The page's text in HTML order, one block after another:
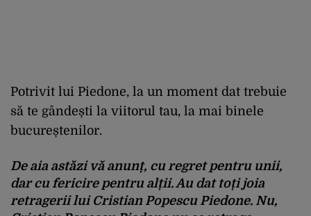
Potrivit lui Piedone, la un moment dat trebuie
să te gândești la viitorul tau, la mai binele
bucureștenilor.
De aia astăzi vă anunț, cu regret pentru unii,
dar cu fericire pentru alții. Au dat toți joia
retragerii lui Cristian Popescu Piedone. Nu,